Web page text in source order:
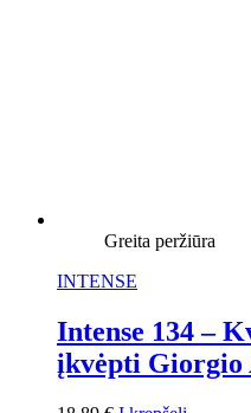
Greita peržiūra
INTENSE
Intense 134 –
įkvėpti Giorgio